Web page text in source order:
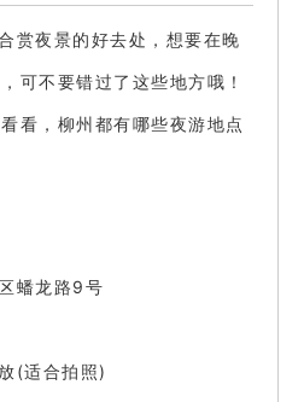
赏夜景的好去处，想要在晚
可不要错过了这些地方哦！
看，柳州都有哪些夜游地点
蟠龙路9号
(适合拍照)